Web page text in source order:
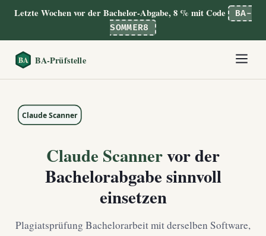
Letzte Wochen vor der Bachelor-Abgabe, 8 % mit Code
BA-
SOMMER8
Claude Scannervor der
Bachelorabgabe sinnvoll
einsetzen
Plagiatsprüfung Bachelorarbeit mit derselben Software,